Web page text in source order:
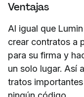
Ventajas
Al igual que
crear contratos a
para su firma y
un solo lugar. Así
tratos